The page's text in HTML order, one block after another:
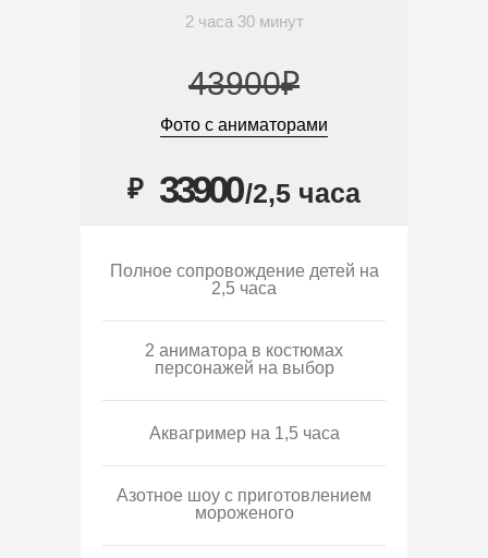
2 часа 30 минут
43900₽
Фото с аниматорами
₽ 33900/2,5 часа
Полное сопровождение детей на
2,5 часа
2 аниматора в костюмах
персонажей на выбор
Аквагример на 1,5 часа
Азотное шоу с приготовлением
мороженого